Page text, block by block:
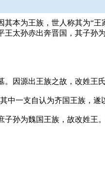
本为王族，世人称其为“王
太孙赤出奔晋国，其子孙
因源出王族之故，改姓王氏
中一支自认为齐国王族，遂
孙为魏国王族，故改姓王